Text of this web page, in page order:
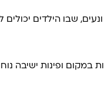
שבו הילדים
במקום ופינות ישיבה